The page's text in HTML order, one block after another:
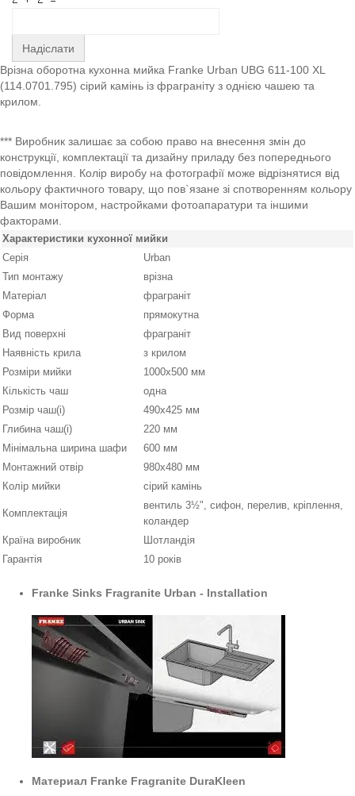
Надіслати
Врізна оборотна кухонна мийка Franke Urban UBG 611-100 XL
(114.0701.795) сірий камінь із фраграніту з однією чашею та
крилом.
*** Виробник залишає за собою право на внесення змін до
конструкції, комплектації та дизайну приладу без попереднього
повідомлення. Колір виробу на фотографії може відрізнятися від
кольору фактичного товару, що пов`язане зі спотворенням кольору
Вашим монітором, настройками фотоапаратури та іншими
факторами.
Характеристики кухонної мийки
Серія
Urban
Тип монтажу
врізна
Матеріал
фраграніт
Форма
прямокутна
Вид поверхні
фраграніт
Наявність крила
з крилом
Розміри мийки
1000х500 мм
Кількість чаш
одна
Розмір чаш(і)
490х425 мм
Глибина чаш(і)
220 мм
Мінімальна ширина шафи
600 мм
Монтажний отвір
980х480 мм
Колір мийки
сірий камінь
Комплектація
вентиль 3½", сифон, перелив, кріплення,
коландер
Країна виробник
Шотландія
Гарантія
10 років
Franke Sinks Fragranite Urban - Installation
Материал Franke Fragranite DuraKleen